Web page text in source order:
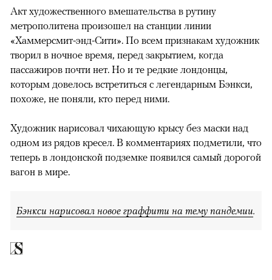
Акт художественного вмешательства в рутину
метрополитена произошел на станции линии
«Хаммерсмит-энд-Сити». По всем признакам художник
творил в ночное время, перед закрытием, когда
пассажиров почти нет. Но и те редкие лондонцы,
которым довелось встретиться с легендарным Бэнкси,
похоже, не поняли, кто перед ними.
Художник нарисовал чихающую крысу без маски над
одном из рядов кресел. В комментариях подметили, что
теперь в лондонской подземке появился самый дорогой
вагон в мире.
Бэнкси нарисовал новое граффити на тему пандемии.